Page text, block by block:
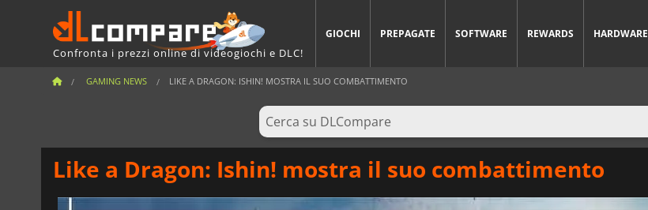
Confronta i prezzi online di videogiochi e DLC!
GIOCHI PREPAGATE SOFTWARE REWARDS HARDWARE
GAMING NEWS LIKE A DRAGON: ISHIN! MOSTRA IL SUO COMBATTIMENTO
Like a Dragon: Ishin! mostra il suo combattimento